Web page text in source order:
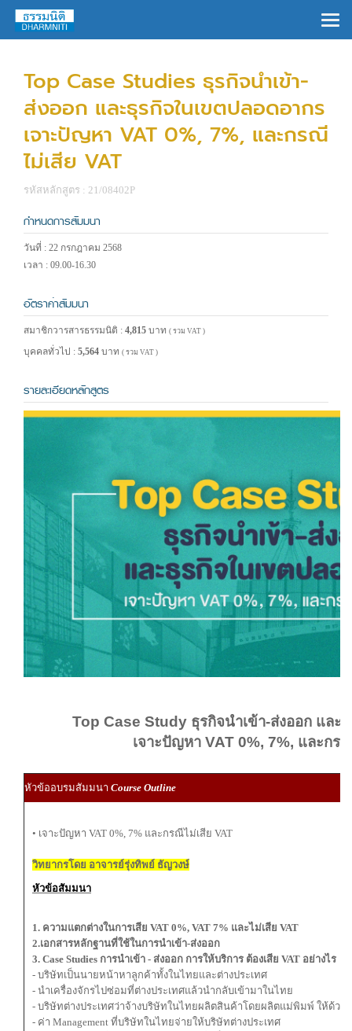
Top Case Studies ธุรกิจนำเข้า-
ส่งออก และธุรกิจในเขตปลอดอากร
เจาะปัญหา VAT 0%, 7%, และกรณี
ไม่เสีย VAT
รหัสหลักสูตร : 21/08402P
กำหนดการสัมมนา
วันที่ : 22 กรกฎาคม 2568
เวลา : 09.00-16.30
อัตราค่าสัมมนา
สมาชิกวารสารธรรมนิติ : 4,815 บาท ( รวม VAT )
บุคคลทั่วไป : 5,564 บาท ( รวม VAT )
รายละเอียดหลักสูตร
Top Case Study ธุรกิจนำเข้า-ส่งออก และ
เจาะปัญหา VAT 0%, 7%, และกร
หัวข้ออบรมสัมมนา Course Outline
• เจาะปัญหา VAT 0%, 7% และกรณีไม่เสีย VAT
วิทยากรโดย อาจารย์รุ่งทิพย์ ธัญวงษ์
หัวข้อสัมมนา
1. ความแตกต่างในการเสีย VAT 0%, VAT 7% และไม่เสีย VAT
2.เอกสารหลักฐานที่ใช้ในการนำเข้า-ส่งออก
3. Case Studies การนำเข้า - ส่งออก การให้บริการ ต้องเสีย VAT อย่างไร
- บริษัทเป็นนายหน้าหาลูกค้าทั้งในไทยและต่างประเทศ
- นําเครื่องจักรไปซ่อมที่ต่างประเทศแล้วนํากลับเข้ามาในไทย
- บริษัทต่างประเทศว่าจ้างบริษัทในไทยผลิตสินค้าโดยผลิตแม่พิมพ์ ให้ด้วย
- ค่า Management ที่บริษัทในไทยจ่ายให้บริษัทต่างประเทศ
×